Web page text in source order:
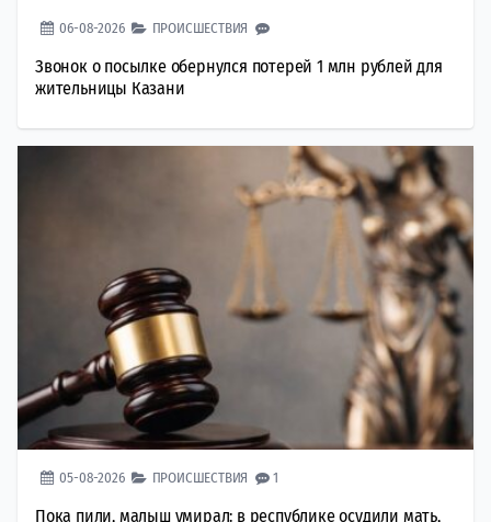
06-08-2026 ПРОИСШЕСТВИЯ
Звонок о посылке обернулся потерей 1 млн рублей для
жительницы Казани
05-08-2026 ПРОИСШЕСТВИЯ 1
Пока пили, малыш умирал: в республике осудили мать,